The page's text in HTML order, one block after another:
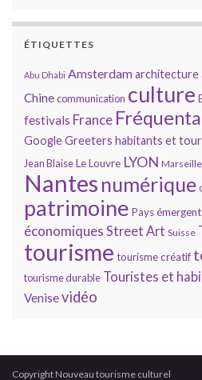
ÉTIQUETTES
Abu Dhabi Amsterdamarchitecture
Chinecommunication culture
festivals France
GoogleGreeters habitants et
Jean BlaiseLe Louvre LYON Marseille
Nantes numérique
patrimoine Pays
économiques Street Art Suisse
tourisme tourisme créatif
tourisme durable Touristes et
Venisevidéo
Copyright Nouveau tourisme culturel